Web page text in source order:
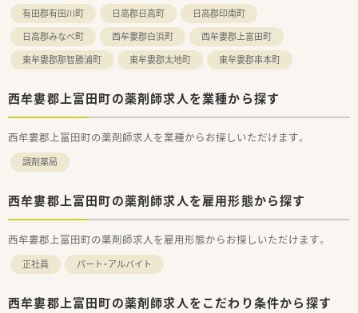
＼ こんな方にオススメです ／
■自分のやりたい事を言える環境・実現できる環境のある会社を
求めている方
■在宅のノウハウを学びしっかり経験していきたい方
有田郡有田川町
日高郡日高町
日高郡印南町
日高郡みなべ町
西牟婁郡白浜町
西牟婁郡上富田町
東牟婁郡那智勝浦町
東牟婁郡太地町 東牟婁郡串本町
西牟婁郡上富田町の薬剤師求人を業種から探す
西牟婁郡上富田町の薬剤師求人を業種からお探しいただけます。
調剤薬局
西牟婁郡上富田町の薬剤師求人を雇用形態から探す
西牟婁郡上富田町の薬剤師求人を雇用形態からお探しいただけます。
正社員 パート・アルバイト
西牟婁郡上富田町の薬剤師求人をこだわり条件から探す